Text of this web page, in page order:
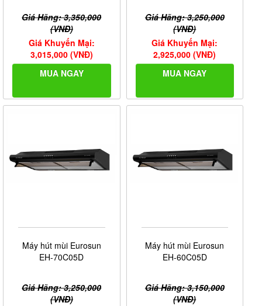
Giá Hãng: 3,350,000
(VNĐ)
Giá Khuyến Mại:
3,015,000 (VNĐ)
MUA NGAY
Giá Hãng: 3,250,000
(VNĐ)
Giá Khuyến Mại:
2,925,000 (VNĐ)
MUA NGAY
Máy hút mùi Eurosun
EH-70C05D
Giá Hãng: 3,250,000
(VNĐ)
Máy hút mùi Eurosun
EH-60C05D
Giá Hãng: 3,150,000
(VNĐ)